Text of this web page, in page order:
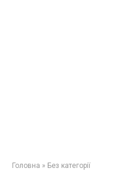
Головна » Без категорії